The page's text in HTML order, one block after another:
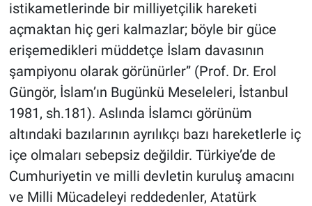
istikametlerinde bir milliyetçilik hareketi
açmaktan hiç geri kalmazlar; böyle bir güce
erişemedikleri müddetçe İslam davasının
şampiyonu olarak görünürler” (Prof. Dr. Erol
Güngör, İslam’ın Bugünkü Meseleleri, İstanbul
1981, sh.181). Aslında İslamcı görünüm
altındaki bazılarının ayrılıkçı bazı hareketlerle iç
içe olmaları sebepsiz değildir. Türkiye’de de
Cumhuriyetin ve milli devletin kuruluş amacını
ve Milli Mücadeleyi reddedenler, Atatürk